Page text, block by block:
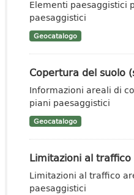
Elementi paesaggistici
paesaggistici
Geocatalogo
Copertura del suolo
Informazioni areali di
piani paesaggistici
Geocatalogo
Limitazioni al
Limitazioni al traffico
paesaggistici